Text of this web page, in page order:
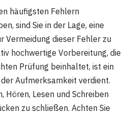
häufigsten Fehlern
sind Sie in der Lage, eine
Vermeidung dieser Fehler zu
hochwertige Vorbereitung, die
Prüfung beinhaltet, ist ein
Aufmerksamkeit verdient.
Hören, Lesen und Schreiben
zu schließen. Achten Sie